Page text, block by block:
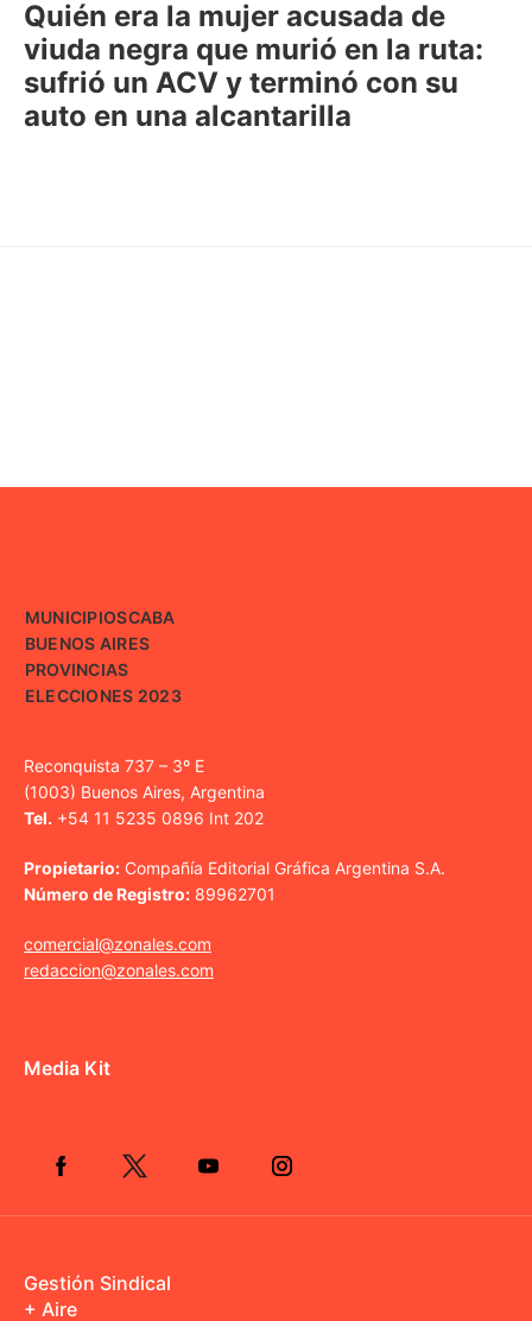
Quién era la mujer acusada de
viuda negra que murió en la ruta:
sufrió un ACV y terminó con su
auto en una alcantarilla
MUNICIPIOSCABA
BUENOS AIRES
PROVINCIAS
ELECCIONES 2023
Reconquista 737 – 3º E
(1003) Buenos Aires, Argentina
Tel. +54 11 5235 0896 Int 202
Propietario: Compañía Editorial Gráfica Argentina S.A.
Número de Registro: 89962701
comercial@zonales.com
redaccion@zonales.com
Media Kit
Gestión Sindical
+ Aire